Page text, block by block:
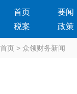
首页 要闻
税案
政策
首页 > 众领财务新闻